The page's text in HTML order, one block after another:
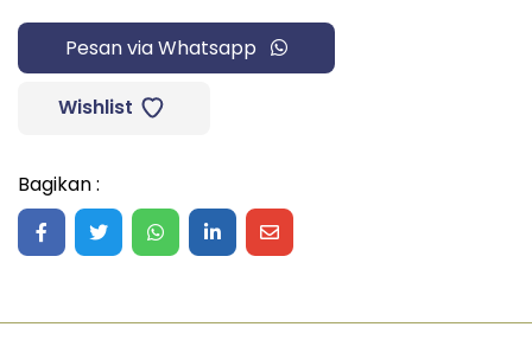
Pesan via Whatsapp
Wishlist
Bagikan :
Share on Facebook
Share on Twitter
Share on WhatsApp
Share on LinkedIn
Share on Mail